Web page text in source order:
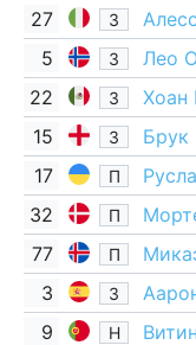
27 З
5 З Лео
22 З Хоан
15 З Брук
17 П
32 П
77 П
3 З
9 Н